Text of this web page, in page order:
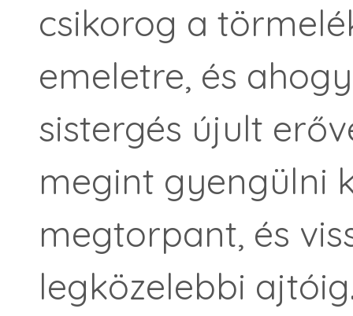
csikorog a
emeletre, és
sistergés újult
megint gyengülni
megtorpant, és
legközelebbi